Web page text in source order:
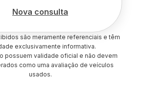
Nova consulta
são meramente referenciais e têm
exclusivamente informativa.
possuem validade oficial e não devem
como uma avaliação de veículos
usados.